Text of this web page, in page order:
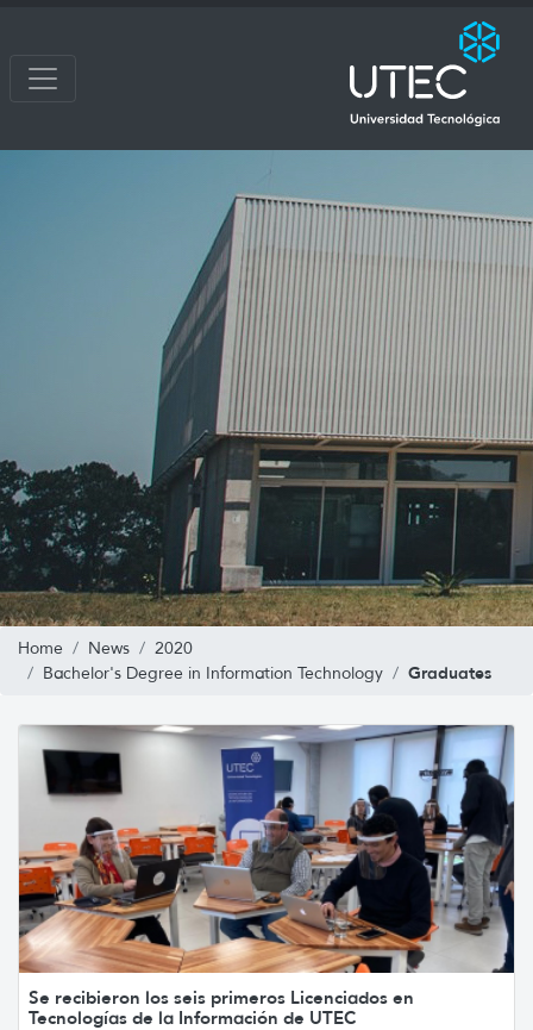
Home News
2020
Bachelor's Degree in Information Technology
Graduates
Se recibieron los seis primeros Licenciados en
Tecnologías de la Información de UTEC